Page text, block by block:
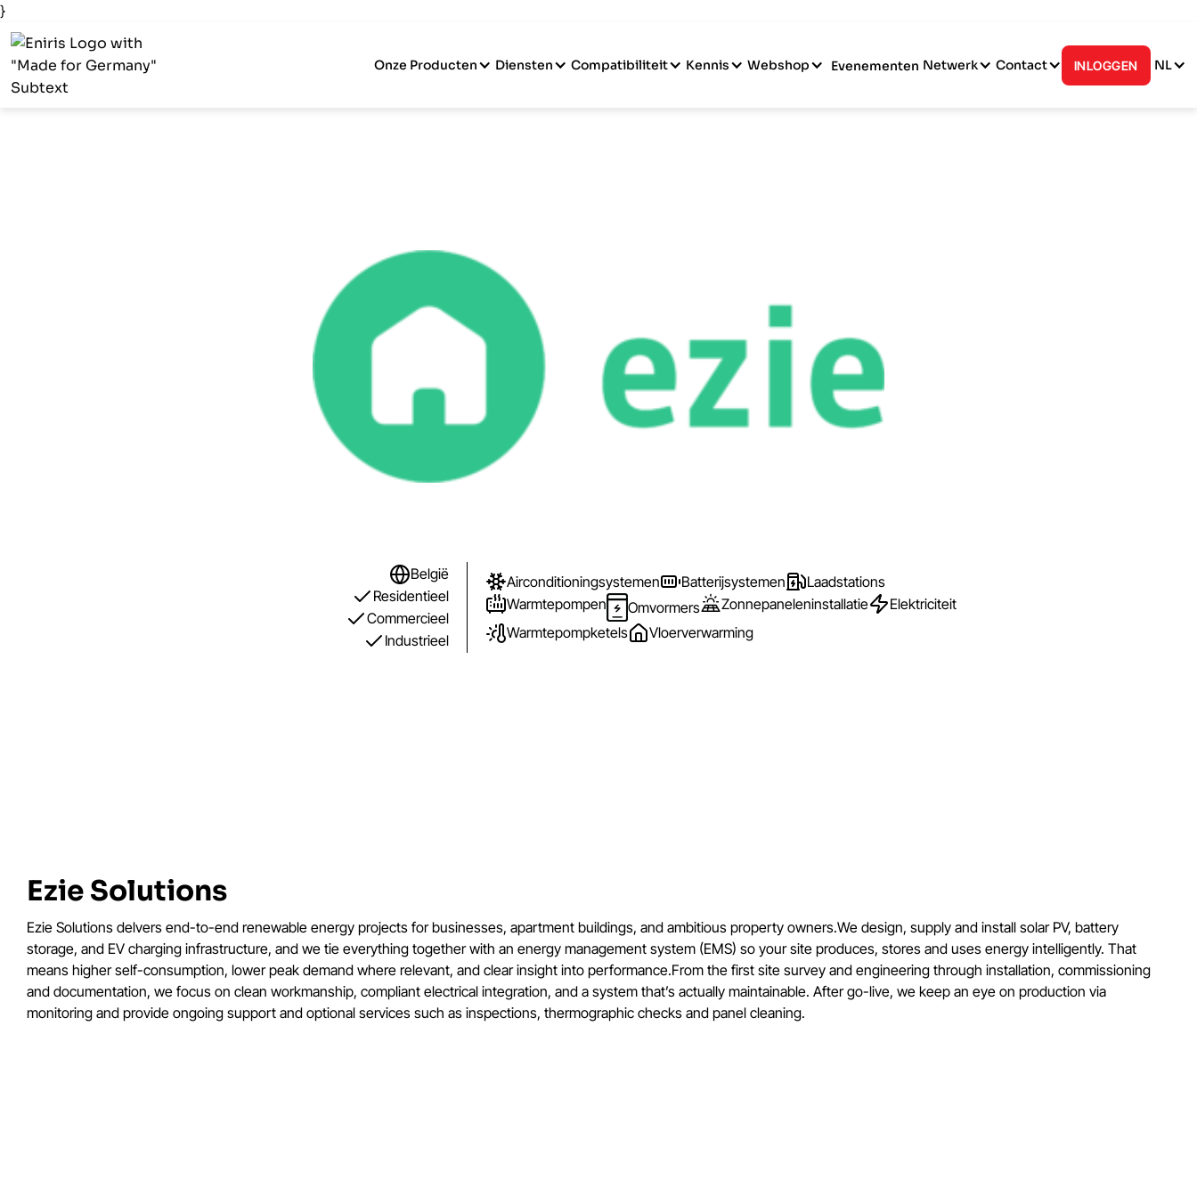
}
Onze Producten Diensten Compatibiliteit Kennis Webshop Evenementen Netwerk Contact INLOGGEN NL
België
Residentieel
Commercieel
Industrieel
Airconditioningsystemen Batterijsystemen
Laadstations
Warmtepompen
Omvormers Zonnepaneleninstallatie
Elektriciteit
Warmtepompketels
Vloerverwarming
Ezie Solutions
Ezie Solutions delvers end-to-end renewable energy projects for businesses, apartment buildings, and ambitious property owners.We design, supply and install solar PV, battery
storage, and EV charging infrastructure, and we tie everything together with an energy management system (EMS) so your site produces, stores and uses energy intelligently. That
means higher self-consumption, lower peak demand where relevant, and clear insight into performance.From the first site survey and engineering through installation, commissioning
and documentation, we focus on clean workmanship, compliant electrical integration, and a system that’s actually maintainable. After go-live, we keep an eye on production via
monitoring and provide ongoing support and optional services such as inspections, thermographic checks and panel cleaning.